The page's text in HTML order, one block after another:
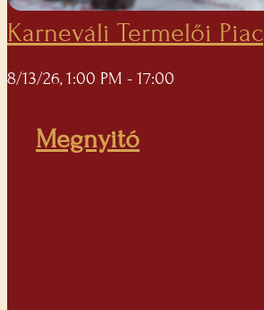
Karneváli Termelői Piac
8/13/26, 1:00 PM - 17:00
Megnyitó